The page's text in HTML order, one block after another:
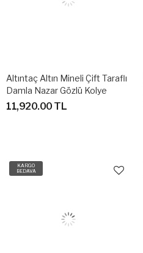
Altıntaç Altın Mineli Çift Taraflı
Damla Nazar Gözlü Kolye
KL2540A
11,920.00 TL
KARGO
BEDAVA